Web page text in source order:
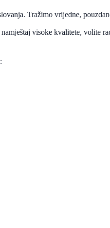
Tražimo vrijedne,
visoke kvalitete, volite